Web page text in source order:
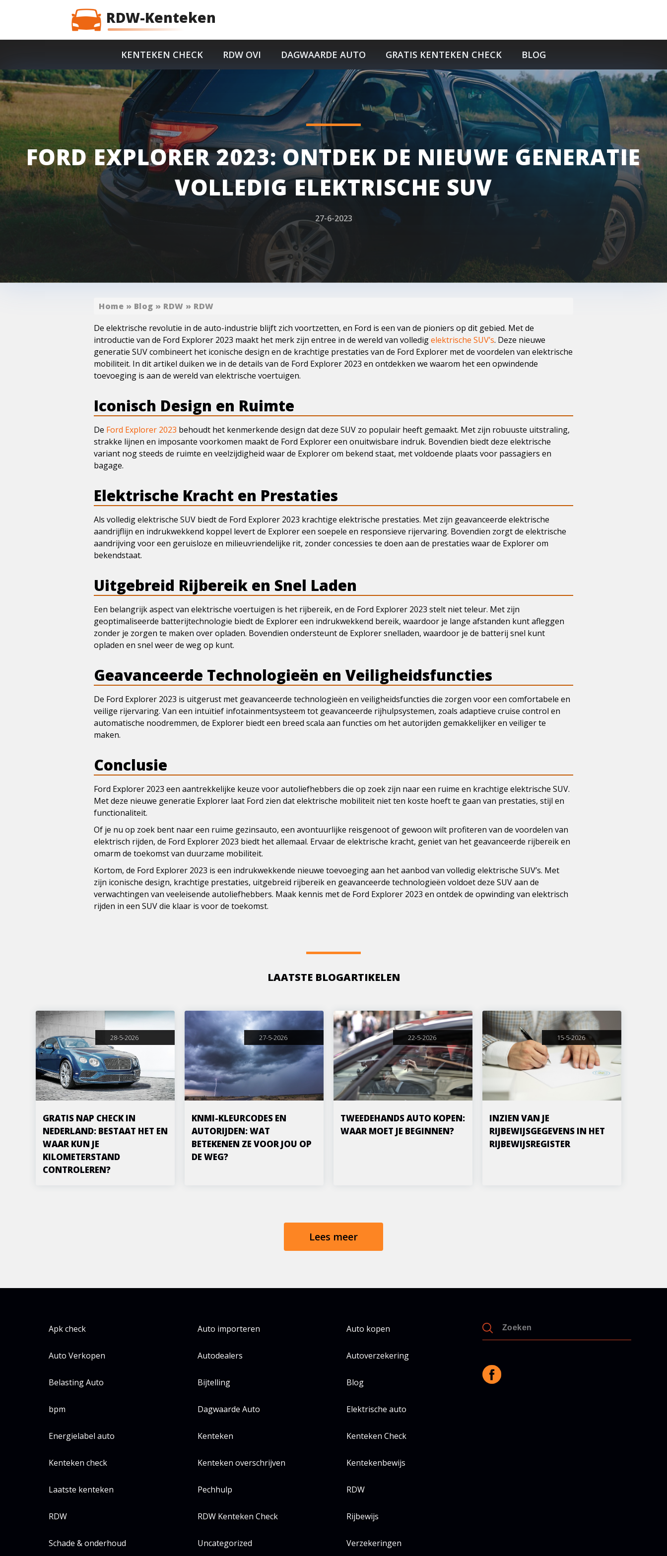
RDW-Kenteken
KENTEKEN CHECK RDW OVI DAGWAARDE AUTO GRATIS KENTEKEN CHECK BLOG
FORD EXPLORER 2023: ONTDEK DE NIEUWE GENERATIE
VOLLEDIG ELEKTRISCHE SUV
27-6-2023
Home » Blog » RDW » RDW
De elektrische revolutie in de auto-industrie blijft zich voortzetten, en Ford is een van de pioniers op dit gebied. Met de
introductie van de Ford Explorer 2023 maakt het merk zijn entree in de wereld van volledigelektrische SUV’s. Deze nieuwe
generatie SUV combineert het iconische design en de krachtige prestaties van de Ford Explorer met de voordelen van elektrische
mobiliteit. In dit artikel duiken we in de details van de Ford Explorer 2023 en ontdekken we waarom het een opwindende
toevoeging is aan de wereld van elektrische voertuigen.
Iconisch Design en Ruimte
De Ford Explorer 2023 behoudt het kenmerkende design dat deze SUV zo populair heeft gemaakt. Met zijn robuuste uitstraling,
strakke lijnen en imposante voorkomen maakt de Ford Explorer een onuitwisbare indruk. Bovendien biedt deze elektrische
variant nog steeds de ruimte en veelzijdigheid waar de Explorer om bekend staat, met voldoende plaats voor passagiers en
bagage.
Elektrische Kracht en Prestaties
Als volledig elektrische SUV biedt de Ford Explorer 2023 krachtige elektrische prestaties. Met zijn geavanceerde elektrische
aandrijflijn en indrukwekkend koppel levert de Explorer een soepele en responsieve rijervaring. Bovendien zorgt de elektrische
aandrijving voor een geruisloze en milieuvriendelijke rit, zonder concessies te doen aan de prestaties waar de Explorer om
bekendstaat.
Uitgebreid Rijbereik en Snel Laden
Een belangrijk aspect van elektrische voertuigen is het rijbereik, en de Ford Explorer 2023 stelt niet teleur. Met zijn
geoptimaliseerde batterijtechnologie biedt de Explorer een indrukwekkend bereik, waardoor je lange afstanden kunt afleggen
zonder je zorgen te maken over opladen. Bovendien ondersteunt de Explorer snelladen, waardoor je de batterij snel kunt
opladen en snel weer de weg op kunt.
Geavanceerde Technologieën en Veiligheidsfuncties
De Ford Explorer 2023 is uitgerust met geavanceerde technologieën en veiligheidsfuncties die zorgen voor een comfortabele en
veilige rijervaring. Van een intuïtief infotainmentsysteem tot geavanceerde rijhulpsystemen, zoals adaptieve cruise control en
automatische noodremmen, de Explorer biedt een breed scala aan functies om het autorijden gemakkelijker en veiliger te
maken.
Conclusie
Ford Explorer 2023 een aantrekkelijke keuze voor autoliefhebbers die op zoek zijn naar een ruime en krachtige elektrische SUV.
Met deze nieuwe generatie Explorer laat Ford zien dat elektrische mobiliteit niet ten koste hoeft te gaan van prestaties, stijl en
functionaliteit.
Of je nu op zoek bent naar een ruime gezinsauto, een avontuurlijke reisgenoot of gewoon wilt profiteren van de voordelen van
elektrisch rijden, de Ford Explorer 2023 biedt het allemaal. Ervaar de elektrische kracht, geniet van het geavanceerde rijbereik en
omarm de toekomst van duurzame mobiliteit.
Kortom, de Ford Explorer 2023 is een indrukwekkende nieuwe toevoeging aan het aanbod van volledig elektrische SUV’s. Met
zijn iconische design, krachtige prestaties, uitgebreid rijbereik en geavanceerde technologieën voldoet deze SUV aan de
verwachtingen van veeleisende autoliefhebbers. Maak kennis met de Ford Explorer 2023 en ontdek de opwinding van elektrisch
rijden in een SUV die klaar is voor de toekomst.
LAATSTE BLOGARTIKELEN
28-5-2026
GRATIS NAP CHECK IN
NEDERLAND: BESTAAT HET EN
WAAR KUN JE
KILOMETERSTAND
CONTROLEREN?
27-5-2026
KNMI-KLEURCODES EN
AUTORIJDEN: WAT
BETEKENEN ZE VOOR JOU OP
DE WEG?
22-5-2026
TWEEDEHANDS AUTO KOPEN:
WAAR MOET JE BEGINNEN?
15-5-2026
INZIEN VAN JE
RIJBEWIJSGEGEVENS IN HET
RIJBEWIJSREGISTER
Lees meer
Apk check Auto importeren Auto kopen
Auto Verkopen Autodealers Autoverzekering
Belasting Auto Bijtelling Blog
bpm Dagwaarde Auto Elektrische auto
Energielabel auto Kenteken Kenteken Check
Kenteken check Kenteken overschrijven Kentekenbewijs
Laatste kenteken Pechhulp RDW
RDW RDW Kenteken Check Rijbewijs
Schade & onderhoud Uncategorized Verzekeringen